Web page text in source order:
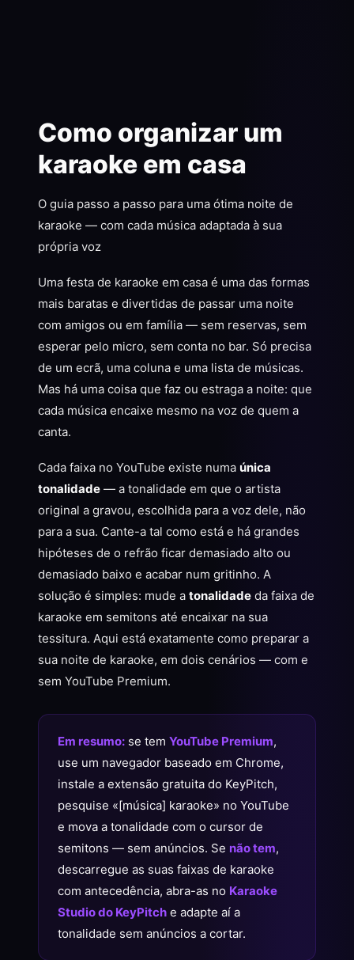
Como organizar um
karaoke em casa
O guia passo a passo para uma ótima noite de
karaoke — com cada música adaptada à sua
própria voz
Uma festa de karaoke em casa é uma das formas
mais baratas e divertidas de passar uma noite
com amigos ou em família — sem reservas, sem
esperar pelo micro, sem conta no bar. Só precisa
de um ecrã, uma coluna e uma lista de músicas.
Mas há uma coisa que faz ou estraga a noite: que
cada música encaixe mesmo na voz de quem a
canta.
Cada faixa no YouTube existe numa única
tonalidade — a tonalidade em que o artista
original a gravou, escolhida para a voz dele, não
para a sua. Cante-a tal como está e há grandes
hipóteses de o refrão ficar demasiado alto ou
demasiado baixo e acabar num gritinho. A
solução é simples: mude a tonalidade da faixa de
karaoke em semitons até encaixar na sua
tessitura. Aqui está exatamente como preparar a
sua noite de karaoke, em dois cenários — com e
sem YouTube Premium.
Em resumo: se tem YouTube Premium,
use um navegador baseado em Chrome,
instale a extensão gratuita do KeyPitch,
pesquise «[música] karaoke» no YouTube
e mova a tonalidade com o cursor de
semitons — sem anúncios. Se não tem,
descarregue as suas faixas de karaoke
com antecedência, abra-as no Karaoke
Studio do KeyPitch e adapte aí a
tonalidade sem anúncios a cortar.